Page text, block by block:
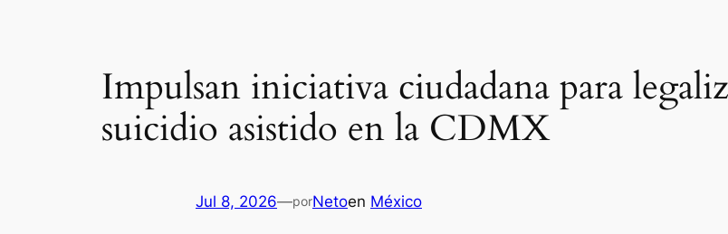
Impulsan iniciativa ciudadana para
suicidio asistido en la CDMX
Jul 8, 2026—porNetoen México